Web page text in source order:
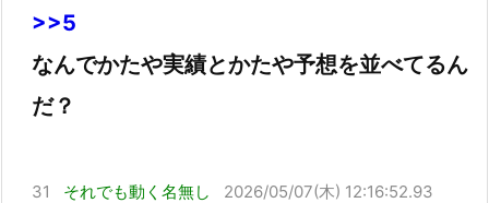
>>5
なんでかたや実績とかたや予想を並べてるん
だ？
31 それでも動く名無し 2026/05/07(木) 12:16:52.93